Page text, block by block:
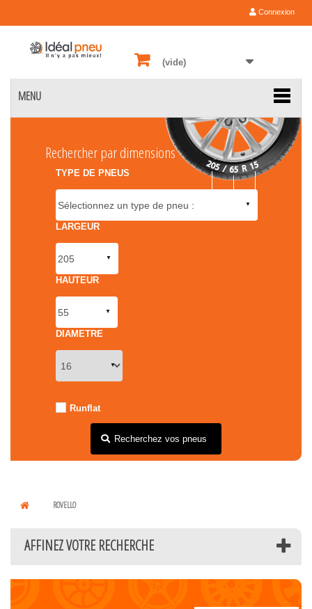
Connexion
(vide)
MENU
Rechercher par dimensions
TYPE DE PNEUS
LARGEUR
HAUTEUR
DIAMETRE
Runflat
Recherchez vos pneus
ROVELLO
AFFINEZ VOTRE RECHERCHE